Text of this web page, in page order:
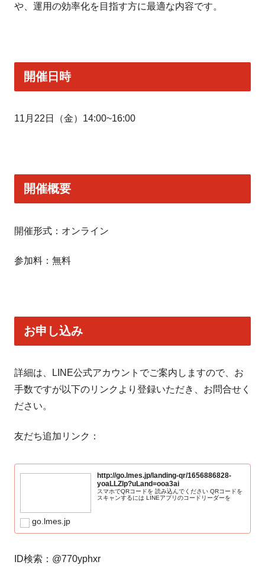
や、運用の効率化を目指す方に最適な内容です。
開催日時
11月22日（金）14:00~16:00
開催概要
開催形式：オンライン
参加料：無料
お申し込み
詳細は、LINE公式アカウントでご案内しますので、お
手数ですが以下のリンクより登録いただき、お問合せく
ださい。
友だち追加リンク：
http://go.lmes.jp/landing-qr/1656886828-
yoaLLZlp?uLand=ooa3ai
スマホでQRコードを 読み込んでください QRコードを
スキャンするには LINEアプリのコードリーダーを
go.lmes.jp
ID検索：@770yphxr